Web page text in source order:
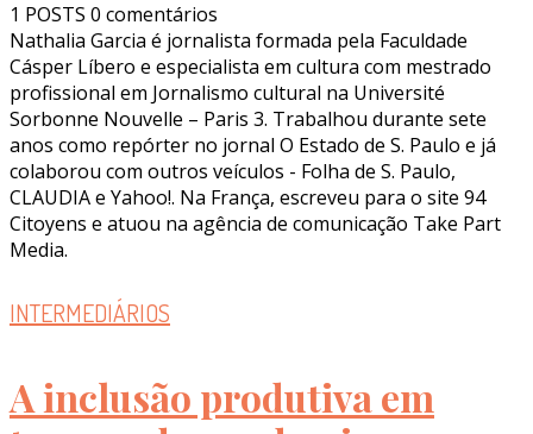
1 POSTS 0 comentários
Nathalia Garcia é jornalista formada pela Faculdade
Cásper Líbero e especialista em cultura com mestrado
profissional em Jornalismo cultural na Université
Sorbonne Nouvelle – Paris 3. Trabalhou durante sete
anos como repórter no jornal O Estado de S. Paulo e já
colaborou com outros veículos - Folha de S. Paulo,
CLAUDIA e Yahoo!. Na França, escreveu para o site 94
Citoyens e atuou na agência de comunicação Take Part
Media.
INTERMEDIÁRIOS
A inclusão produtiva em